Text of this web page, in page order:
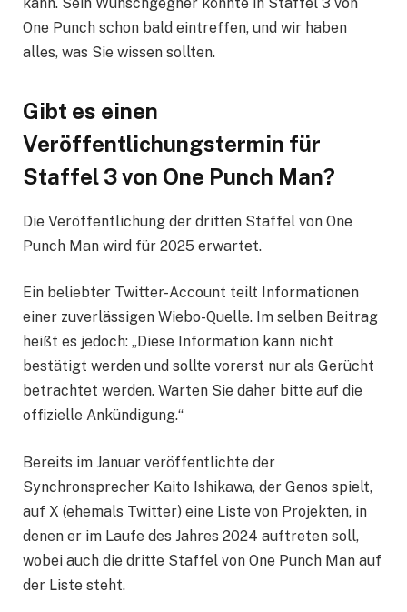
One Punch schon bald eintreffen, und wir haben
alles, was Sie wissen sollten.
Gibt es einen
Veröffentlichungstermin für
Staffel 3 von One Punch Man?
Die Veröffentlichung der dritten Staffel von One
Punch Man wird für 2025 erwartet.
Ein beliebter Twitter-Account teilt Informationen
einer zuverlässigen Wiebo-Quelle. Im selben Beitrag
heißt es jedoch: „Diese Information kann nicht
bestätigt werden und sollte vorerst nur als Gerücht
betrachtet werden. Warten Sie daher bitte auf die
offizielle Ankündigung.“
Bereits im Januar veröffentlichte der
Synchronsprecher Kaito Ishikawa, der Genos spielt,
auf X (ehemals Twitter) eine Liste von Projekten, in
denen er im Laufe des Jahres 2024 auftreten soll,
wobei auch die dritte Staffel von One Punch Man auf
der Liste steht.